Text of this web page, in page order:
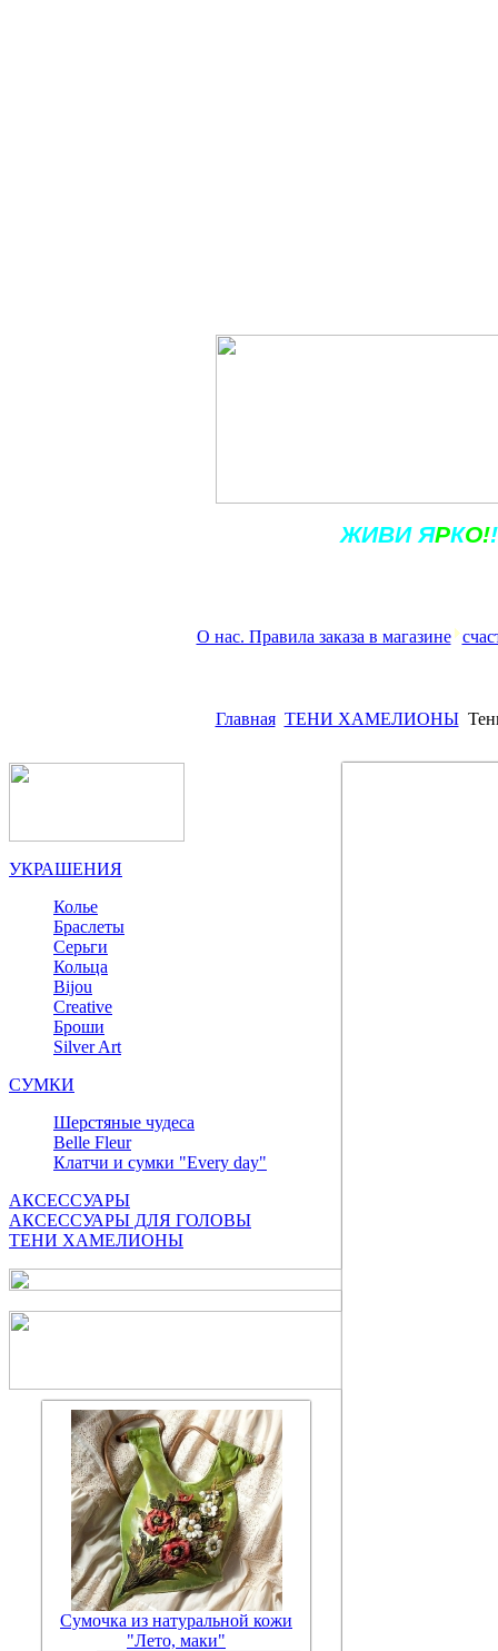
ЖИВИ ЯРКО!!
О нас. Правила заказа в магазине
Главная ТЕНИ ХАМЕЛИОНЫ
УКРАШЕНИЯ
Колье
Браслеты
Серьги
Кольца
Bijou
Сreative
Броши
Silver Art
СУМКИ
Шерстяные чудеса
Belle Fleur
Клатчи и сумки "Every day"
АКСЕССУАРЫ
АКСЕССУАРЫ ДЛЯ ГОЛОВЫ
ТЕНИ ХАМЕЛИОНЫ
Сумочка из натуральной кожи
"Лето, маки"